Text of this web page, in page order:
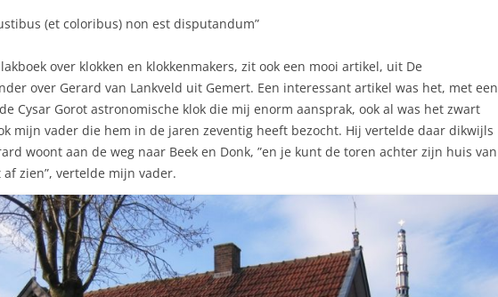
(et coloribus) non est disputandum”
over klokken en klokkenmakers, zit ook een mooi artikel, uit De
over Gerard van Lankveld uit Gemert. Een interessant artikel was het, met een
Cysar Gorot astronomische klok die mij enorm aansprak, ook al was het zwart
mijn vader die hem in de jaren zeventig heeft bezocht. Hij vertelde daar dikwijls
woont aan de weg naar Beek en Donk, ”en je kunt de toren achter zijn huis van
zien”, vertelde mijn vader.